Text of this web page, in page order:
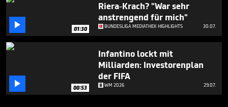
 01:30
Riera-Krach? "War sehr
anstrengend für mich"
BUNDESLIGA MEDIATHEK HIGHLIGHTS 30.07.
 00:53
Infantino lockt mit
Milliarden: Investorenplan
der FIFA
WM 2026 29.07.